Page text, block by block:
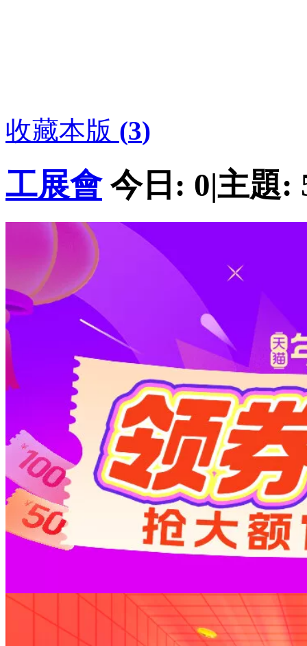
收藏本版 (3)
工展會 今日: 0|主題: